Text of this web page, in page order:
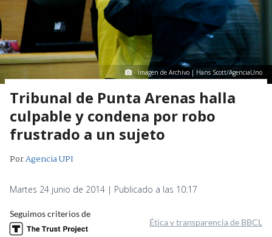
Imagen de Archivo | Hans Scott/AgenciaUno
Tribunal de Punta Arenas halla
culpable y condena por robo
frustrado a un sujeto
PorAgencia UPI
Martes 24 junio de 2014 | Publicado a las 10:17
Seguimos criterios de
Ética y transparencia de BBCL